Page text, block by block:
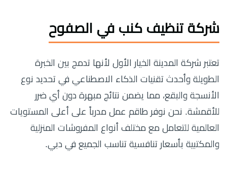
شركة تنظيف كنب في الصفوح
تعتبر شركة المدينة الخيار الأول لأنها تدمج بين الخبرة
الطويلة وأحدث تقنيات الذكاء الاصطناعي في تحديد نوع
الأنسجة والبقع، مما يضمن نتائج مبهرة دون أي ضرر
للأقمشة. نحن نوفر طاقم عمل مدرباً على أعلى المستويات
العالمية للتعامل مع مختلف أنواع المفروشات المنزلية
والمكتبية بأسعار تنافسية تناسب الجميع في دبي.